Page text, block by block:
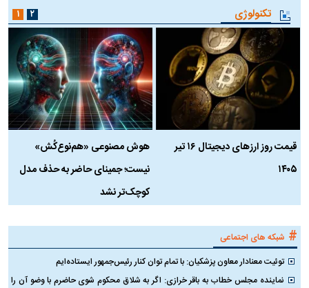
تکنولوژی
قیمت روز ارز‌های دیجیتال ۱۶ تیر
۱۴۰۵
هوش مصنوعی «هم‌نوع‌کُش»
نیست؛ جمینای حاضر به حذف مدل
کوچک‌تر نشد
۱ ۲
# شبکه های اجتماعی
توئیت معنادار معاون پزشکیان: با تمام توان کنار رئیس‌جمهور ایستاده‌ایم
نماینده مجلس خطاب به باقر خرازی: اگر به شلاق محکوم شوی حاضرم با وضو آن را